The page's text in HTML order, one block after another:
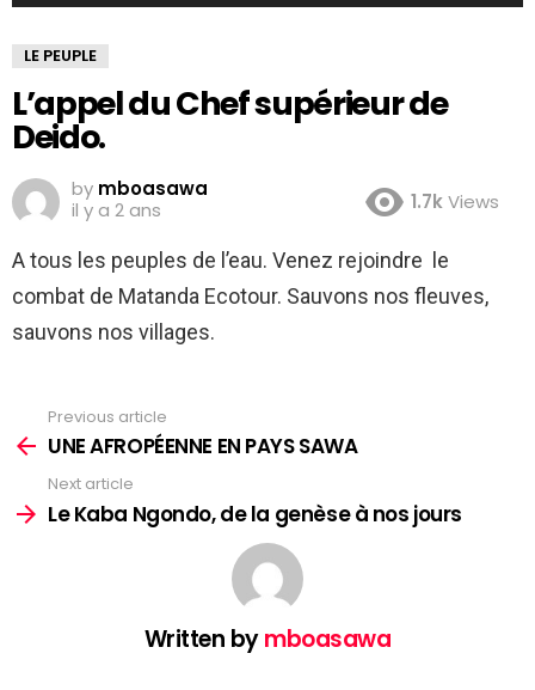
LE PEUPLE
L’appel du Chef supérieur de
Deido.
by mboasawa
il y a 2 ans
1.7kViews
A tous les peuples de l’eau. Venez rejoindre le
combat de Matanda Ecotour. Sauvons nos fleuves,
sauvons nos villages.
more
Previous article
UNE AFROPÉENNE EN PAYS SAWA
Next article
Le Kaba Ngondo, de la genèse à nos jours
Written bymboasawa